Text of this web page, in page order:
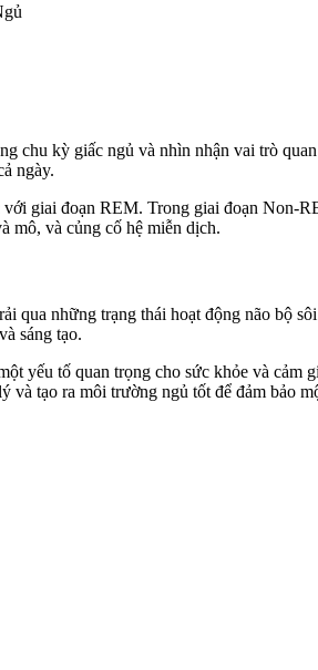
chu kỳ giấc ngủ và nhìn nhận vai trò
ngày.
giai đoạn REM. Trong giai đoạn Non-
mô, và củng cố hệ miễn dịch.
những trạng thái hoạt động não bộ
sáng tạo.
tố quan trọng cho sức khỏe và cảm
tạo ra môi trường ngủ tốt để đảm bảo